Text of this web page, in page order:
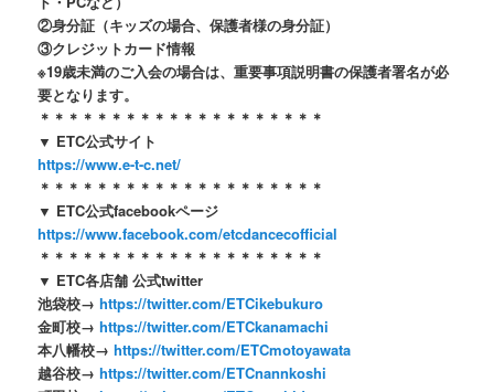
②身分証（キッズの場合、保護者様の身分証）
③クレジットカード情報
※19歳未満のご入会の場合は、重要事項説明書の保護者署名が必
要となります。
＊＊＊＊＊＊＊＊＊＊＊＊＊＊＊＊＊＊＊＊
▼ ETC公式サイト
https://www.e-t-c.net/
＊＊＊＊＊＊＊＊＊＊＊＊＊＊＊＊＊＊＊＊
▼ ETC公式facebookページ
https://www.facebook.com/etcdancecofficial
＊＊＊＊＊＊＊＊＊＊＊＊＊＊＊＊＊＊＊＊
▼ ETC各店舗 公式twitter
池袋校→https://twitter.com/ETCikebukuro
金町校→ https://twitter.com/ETCkanamachi
本八幡校→https://twitter.com/ETCmotoyawata
越谷校→ https://twitter.com/ETCnannkoshi